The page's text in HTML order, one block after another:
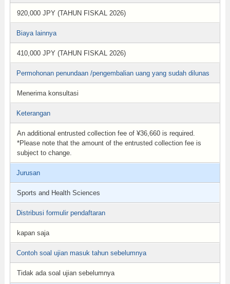
920,000 JPY (TAHUN FISKAL 2026)
Biaya lainnya
410,000 JPY (TAHUN FISKAL 2026)
Permohonan penundaan /pengembalian uang yang sudah dilunas
Menerima konsultasi
Keterangan
An additional entrusted collection fee of ¥36,660 is required.
*Please note that the amount of the entrusted collection fee is
subject to change.
Jurusan
Sports and Health Sciences
Distribusi formulir pendaftaran
kapan saja
Contoh soal ujian masuk tahun sebelumnya
Tidak ada soal ujian sebelumnya